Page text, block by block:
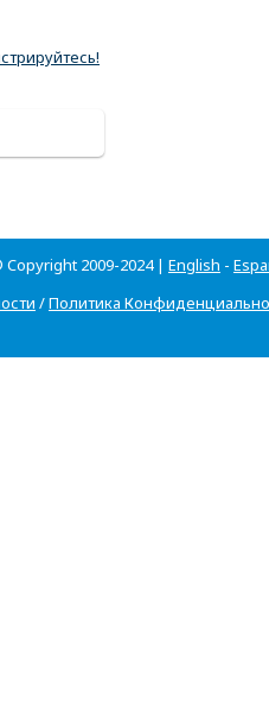
2009-2024 | English -
/Политика